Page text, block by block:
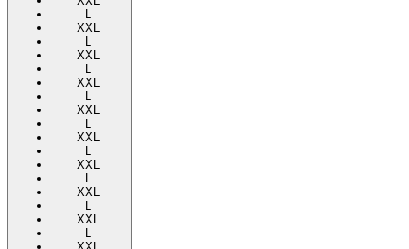
L
XXL
L
XXL
L
XXL
L
XXL
L
XXL
L
XXL
L
XXL
L
XXL
L